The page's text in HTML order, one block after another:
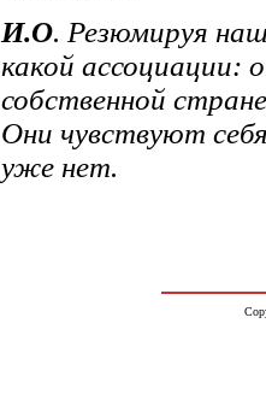
И.О. Резюмируя
какой ассоциации:
собственной
Они чувствуют
уже нет.